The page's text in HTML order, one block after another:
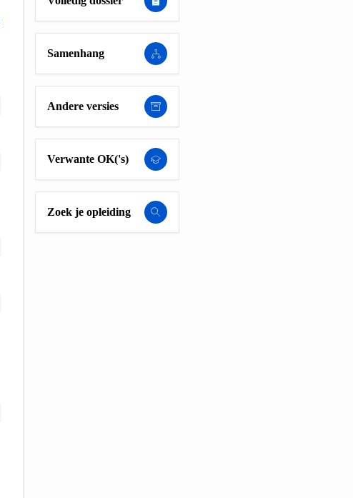
Samenhang
Andere versies
Verwante OK('s)
Zoek je opleiding